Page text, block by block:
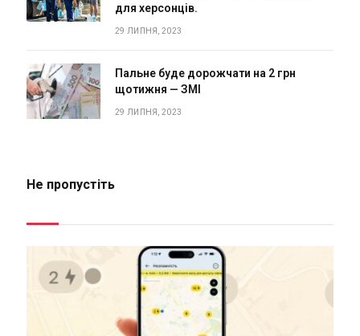
для херсонців.
29 ЛИПНЯ, 2023
Пальне буде дорожчати на 2 грн
щотижня — ЗМІ
29 ЛИПНЯ, 2023
Не пропустіть